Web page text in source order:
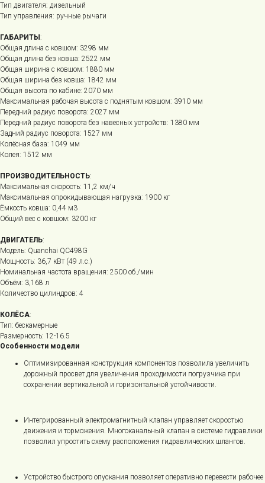
Тип двигателя: дизельный
Тип управления: ручные рычаги
ГАБАРИТЫ:
Общая длина с ковшом: 3298 мм
Общая длина без ковша: 2522 мм
Общая ширина с ковшом: 1880 мм
Общая ширина без ковша: 1842 мм
Общая высота по кабине: 2070 мм
Максимальная рабочая высота с поднятым ковшом: 3910 мм
Передний радиус поворота: 2027 мм
Передний радиус поворота без навесных устройств: 1380 мм
Задний радиус поворота: 1527 мм
Колёсная база: 1049 мм
Колея: 1512 мм
ПРОИЗВОДИТЕЛЬНОСТЬ:
Максимальная скорость: 11,2 км/ч
Максимальная опрокидывающая нагрузка: 1900 кг
Ёмкость ковша: 0,44 м3
Общий вес с ковшом: 3200 кг
ДВИГАТЕЛЬ:
Модель: Quanchai QC498G
Мощность: 36,7 кВт (49 л.с.)
Номинальная частота вращения: 2500 об./мин
Объём: 3,168 л
Количество цилиндров: 4
КОЛЁСА:
Тип: бескамерные
Размерность: 12-16.5
Особенности модели
Оптимизированная конструкция компонентов позволила увеличить
дорожный просвет для увеличения проходимости погрузчика при
сохранении вертикальной и горизонтальной устойчивости.
Интегрированный электромагнитный клапан управляет скоростью
движения и торможения. Многоканальный клапан в системе гидравлики
позволил упростить схему расположения гидравлических шлангов.
Устройство быстрого опускания позволяет оперативно перевести рабочее